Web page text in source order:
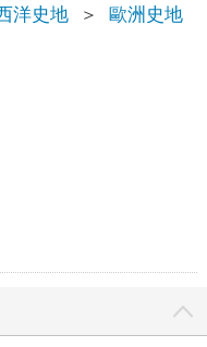
洋史地 ＞ 歐洲史地